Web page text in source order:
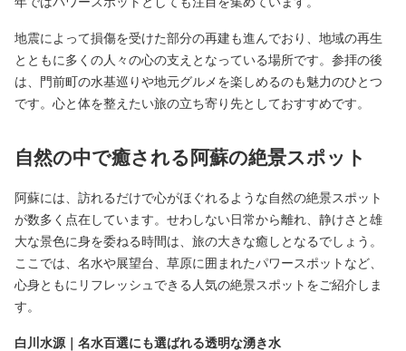
地震によって損傷を受けた部分の再建も進んでおり、地域の再生
とともに多くの人々の心の支えとなっている場所です。参拝の後
は、門前町の水基巡りや地元グルメを楽しめるのも魅力のひとつ
です。心と体を整えたい旅の立ち寄り先としておすすめです。
自然の中で癒される阿蘇の絶景スポット
阿蘇には、訪れるだけで心がほぐれるような自然の絶景スポット
が数多く点在しています。せわしない日常から離れ、静けさと雄
大な景色に身を委ねる時間は、旅の大きな癒しとなるでしょう。
ここでは、名水や展望台、草原に囲まれたパワースポットなど、
心身ともにリフレッシュできる人気の絶景スポットをご紹介しま
す。
白川水源｜名水百選にも選ばれる透明な湧き水